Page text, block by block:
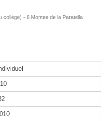
- 6 Montee de la Paratella